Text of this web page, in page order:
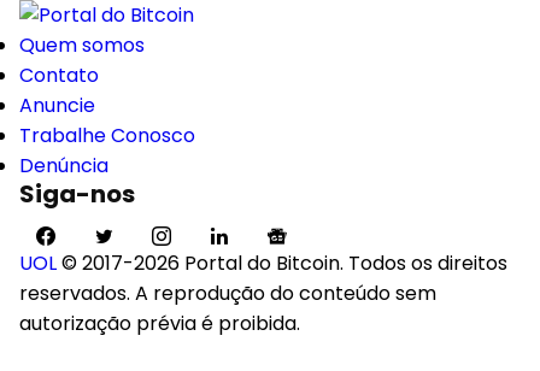
Quem somos
Contato
Anuncie
Trabalhe Conosco
Denúncia
Siga-nos
UOL© 2017-2026 Portal do Bitcoin. Todos os direitos
reservados. A reprodução do conteúdo sem
autorização prévia é proibida.